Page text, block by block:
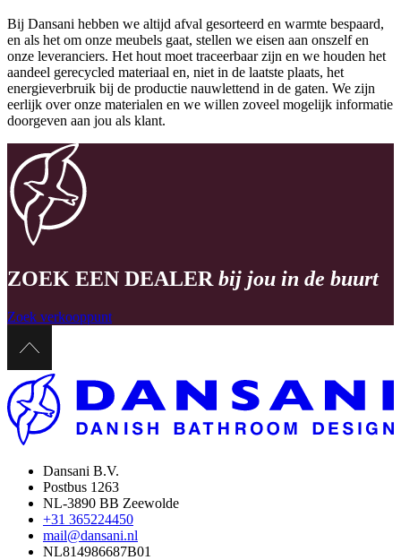
Bij Dansani hebben we altijd afval gesorteerd en warmte bespaard,
en als het om onze meubels gaat, stellen we eisen aan onszelf en
onze leveranciers. Het hout moet traceerbaar zijn en we houden het
aandeel gerecycled materiaal en, niet in de laatste plaats, het
energieverbruik bij de productie nauwlettend in de gaten. We zijn
eerlijk over onze materialen en we willen zoveel mogelijk informatie
doorgeven aan jou als klant.
ZOEK EEN DEALER bij jou in de buurt
Zoek verkooppunt
Dansani B.V.
Postbus 1263
NL-3890 BB Zeewolde
+31 365224450
mail@dansani.nl
NL814986687B01